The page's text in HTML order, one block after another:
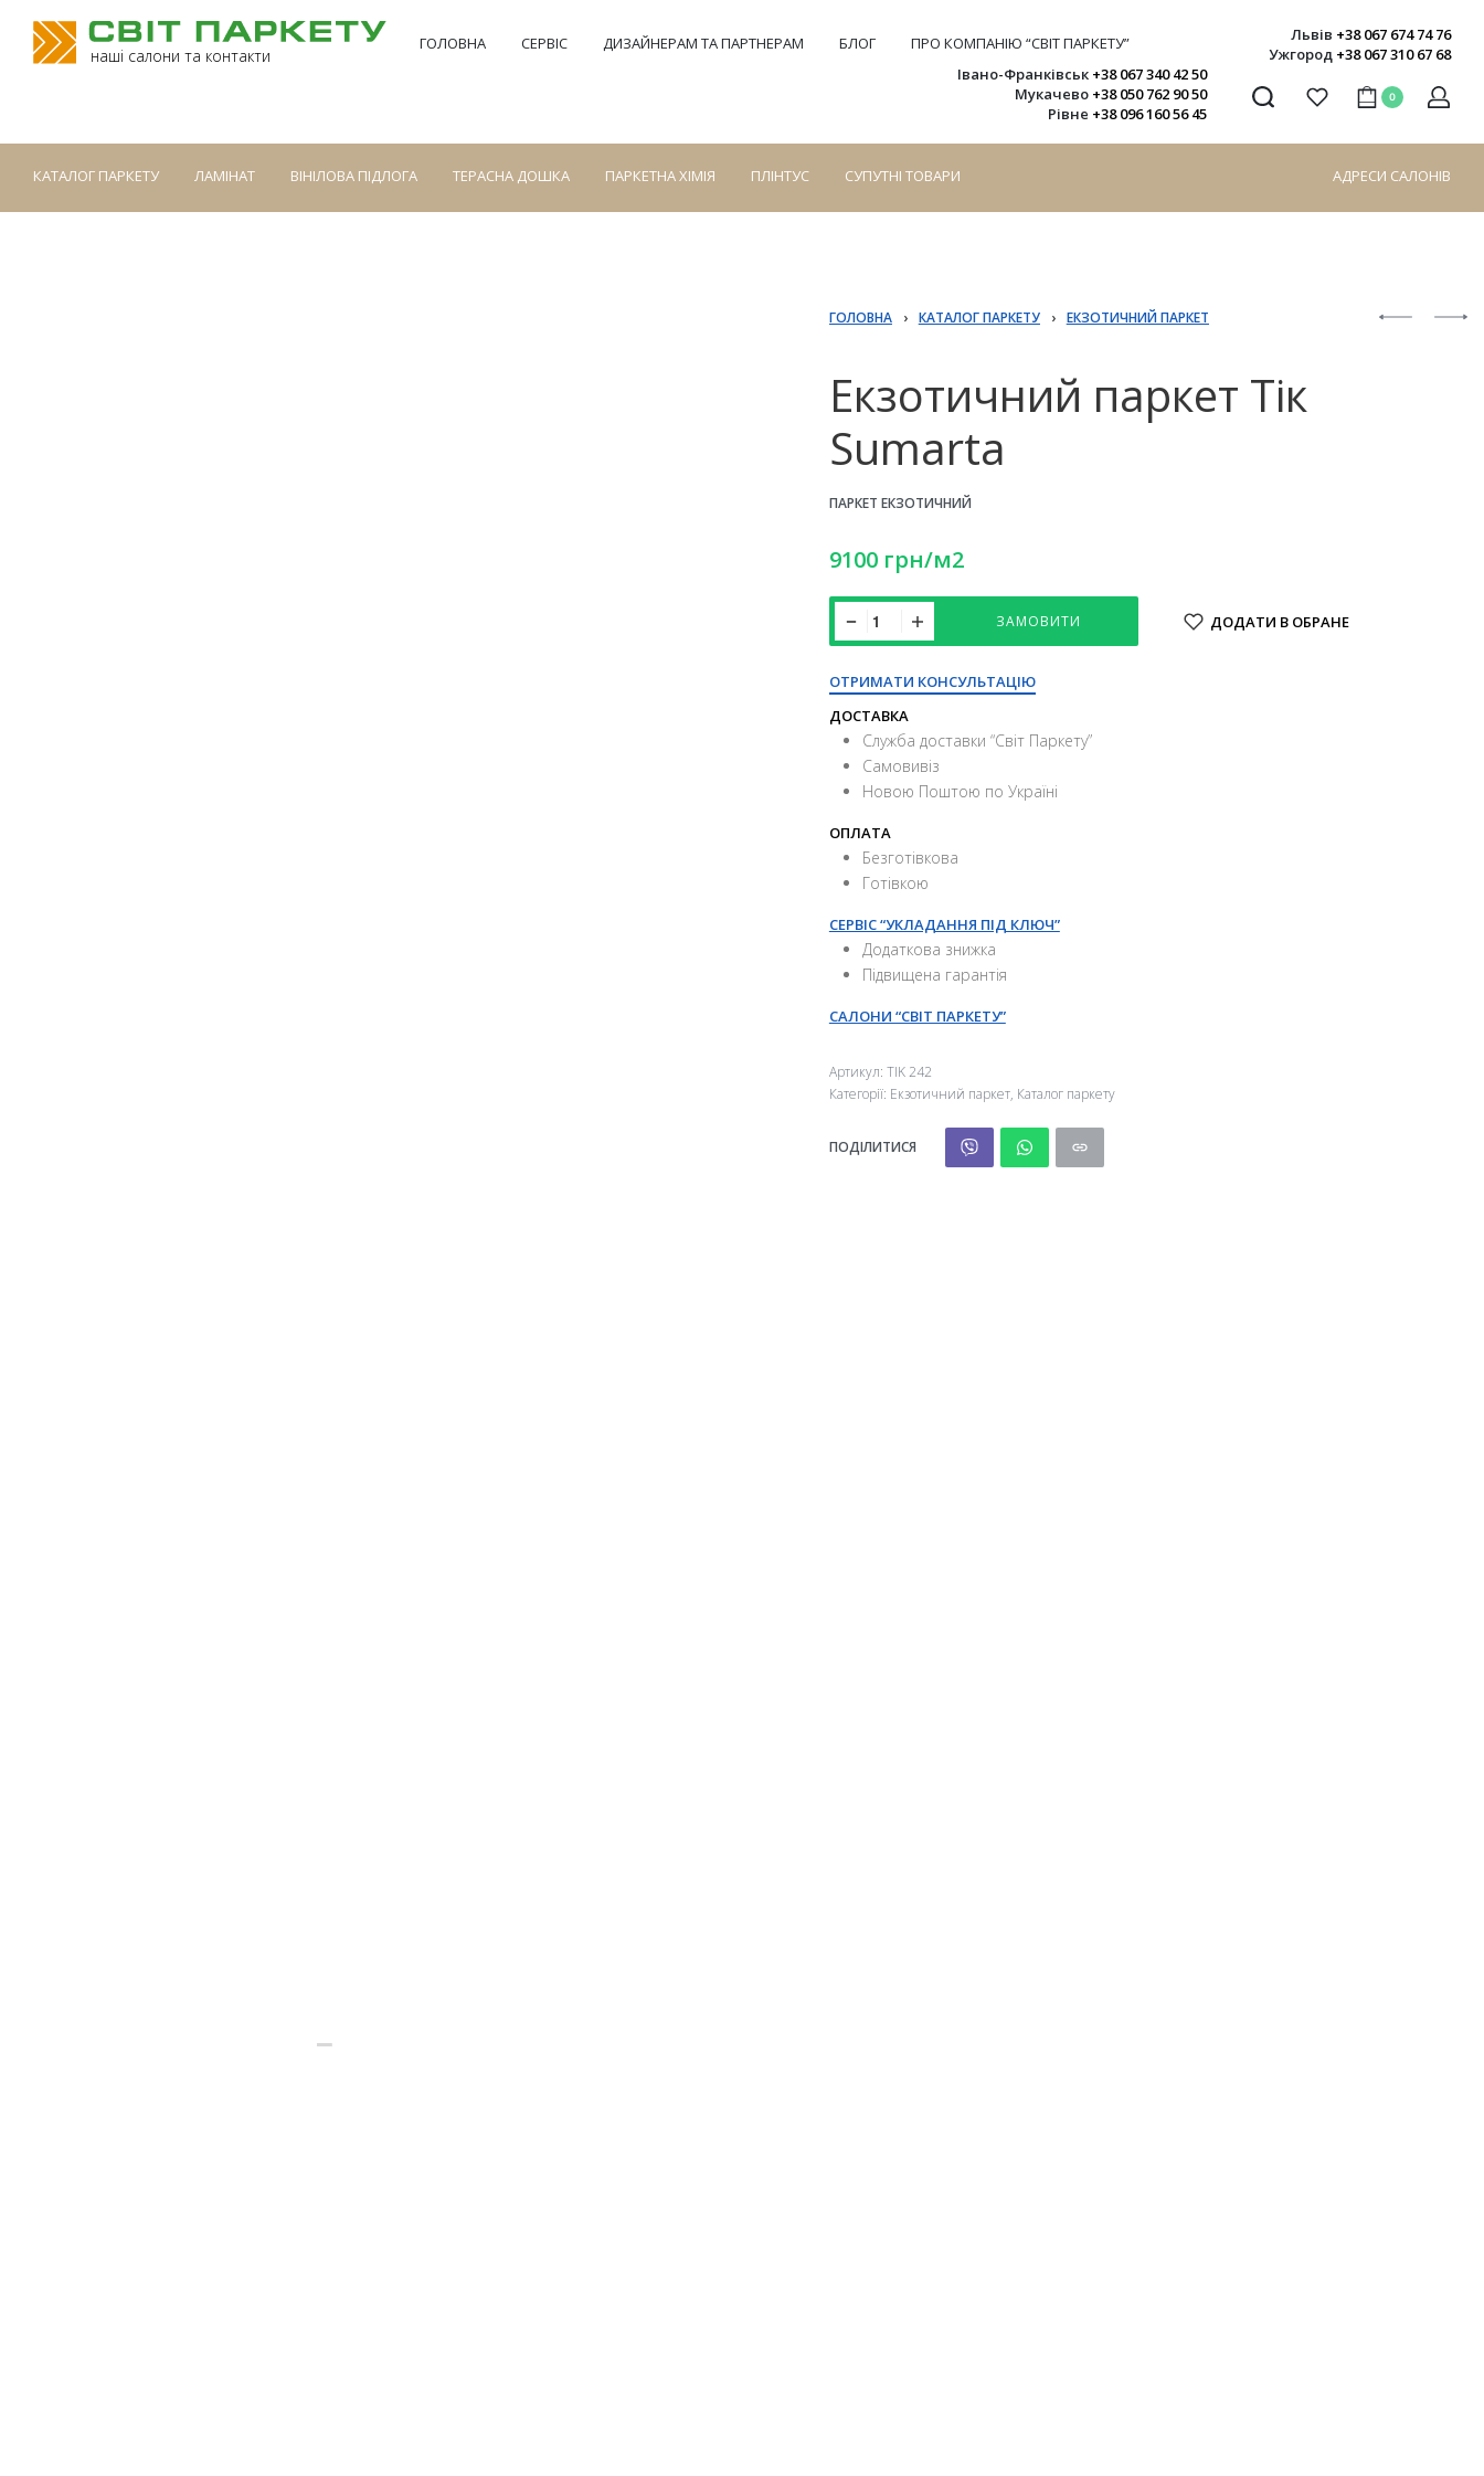
наші салони та контакти
ГОЛОВНА СЕРВІС ДИЗАЙНЕРАМ ТА ПАРТНЕРАМ БЛОГ ПРО КОМПАНІЮ “СВІТ ПАРКЕТУ” Львів +38 067 674 74 76
Ужгород +38 067 310 67 68
Івано-Франківськ +38 067 340 42 50
Мукачево +38 050 762 90 50
Рівне +38 096 160 56 45
0
КАТАЛОГ ПАРКЕТУ ЛАМІНАТ ВІНІЛОВА ПІДЛОГА ТЕРАСНА ДОШКА ПАРКЕТНА ХІМІЯ ПЛІНТУС СУПУТНІ ТОВАРИ АДРЕСИ САЛОНІВ
ГОЛОВНА › КАТАЛОГ ПАРКЕТУ › ЕКЗОТИЧНИЙ ПАРКЕТ
Екзотичний паркет Тік
Sumarta
ПАРКЕТ ЕКЗОТИЧНИЙ
9100грн/м2
ЗАМОВИТИ ДОДАТИ В ОБРАНЕ
ОТРИМАТИ КОНСУЛЬТАЦІЮ
ДОСТАВКА
Служба доставки “Свiт Паркету”
Самовивіз
Новою Поштою по Україні
ОПЛАТА
Безготівкова
Готівкою
СЕРВІС “УКЛАДАННЯ ПІД КЛЮЧ”
Додаткова знижка
Підвищена гарантія
САЛОНИ “СВІТ ПАРКЕТУ”
Артикул: TIK 242
Категорії: Екзотичний паркет, Каталог паркету
ПОДІЛИТИСЯ